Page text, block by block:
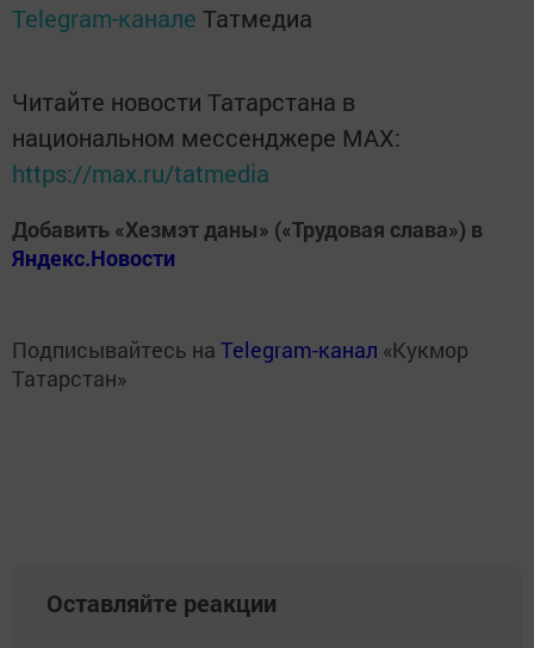
Telegram-канале Татмедиа
Читайте новости Татарстана в
национальном мессенджере MАХ:
https://max.ru/tatmedia
Добавить «Хезмэт даны» («Трудовая слава») в
Яндекс.Новости
Подписывайтесь на Telegram-канал «Кукмор
Татарстан»
Оставляйте реакции